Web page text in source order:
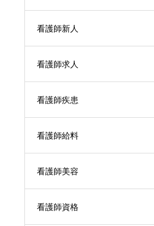
看護師新人
看護師求人
看護師疾患
看護師給料
看護師美容
看護師資格